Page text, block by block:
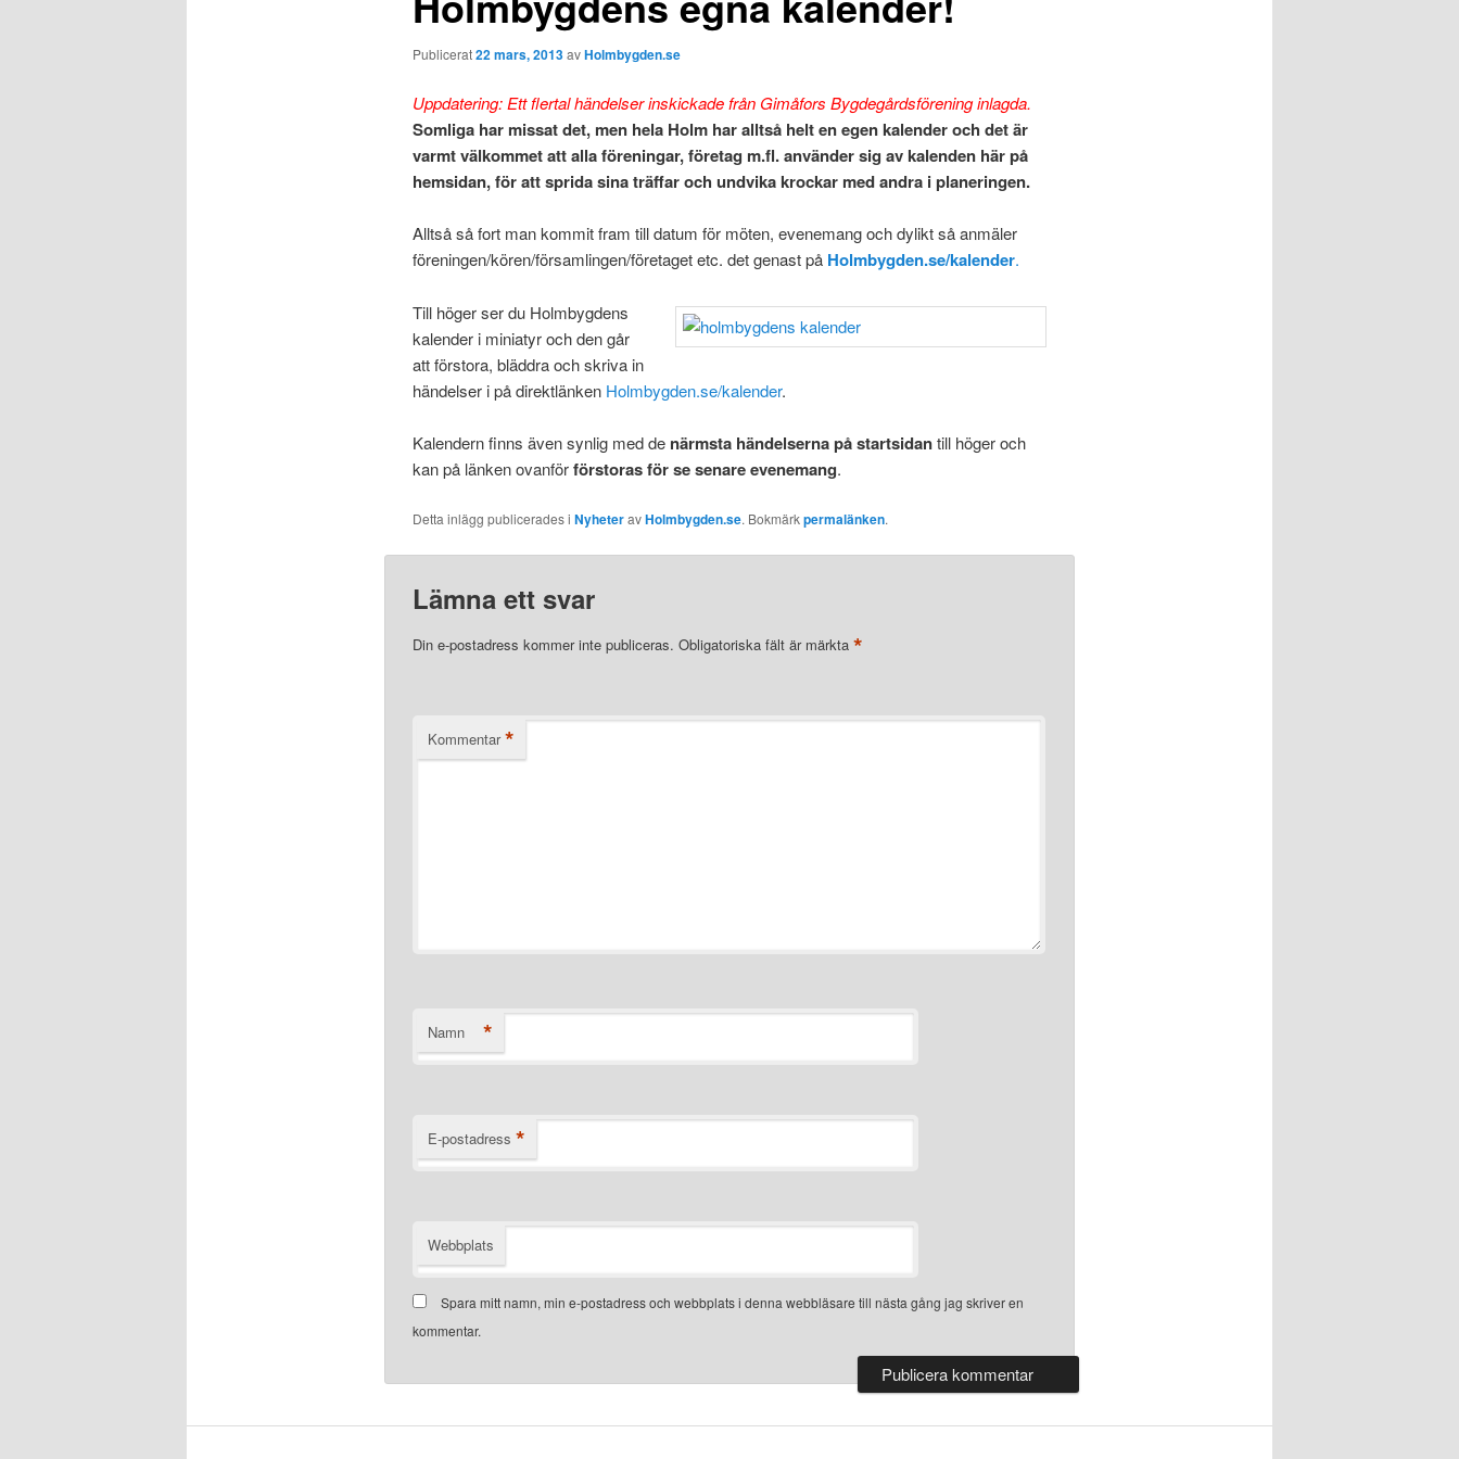
Publicerat22 mars, 2013avHolmbygden.se
Uppdatering: Ett flertal händelser inskickade från Gimåfors Bygdegårdsförening inlagda.
Somliga har missat det, men hela Holm har alltså helt en egen kalender och det är
varmt välkommet attalla föreningar, företag m.fl. använder sig av kalenden här på
hemsidan, för att sprida sina träffar och undvika krockar med andra i planeringen.
Alltså så fort man kommit fram till datum för möten, evenemang och dylikt så anmäler
föreningen/kören/församlingen/företaget etc. det genast på Holmbygden.se/kalender.
Till höger ser du Holmbygdens
kalender i miniatyr och den går
att förstora, bläddra och skriva in
händelser i på direktlänken Holmbygden.se/kalender.
Kalendern finns även synlig med de närmsta händelserna på startsidantill höger och
kan på länken ovanförförstoras för se senare evenemang.
Detta inlägg publicerades i NyheteravHolmbygden.se. Bokmärkpermalänken.
Lämna ett svar
Din e-postadress kommer inte publiceras. Obligatoriska fält är märkta *
Kommentar *
Namn *
E-postadress *
Webbplats
Spara mitt namn, min e-postadress och webbplats i denna webbläsare till nästa gång jag skriver en
kommentar.